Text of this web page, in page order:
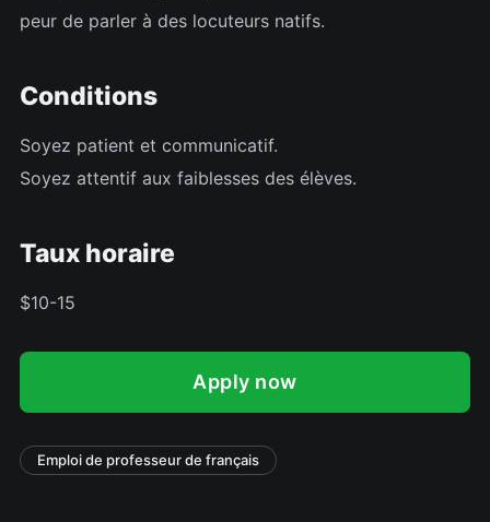
peur de parler à des locuteurs natifs.
Conditions
Soyez patient et communicatif.
Soyez attentif aux faiblesses des élèves.
Taux horaire
$10-15
Apply now
Emploi de professeur de français